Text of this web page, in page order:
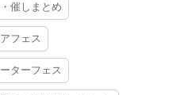
催しまとめ
フェス
ターフェス